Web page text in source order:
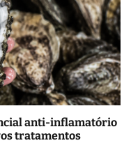
anti-inflamatório
tratamentos